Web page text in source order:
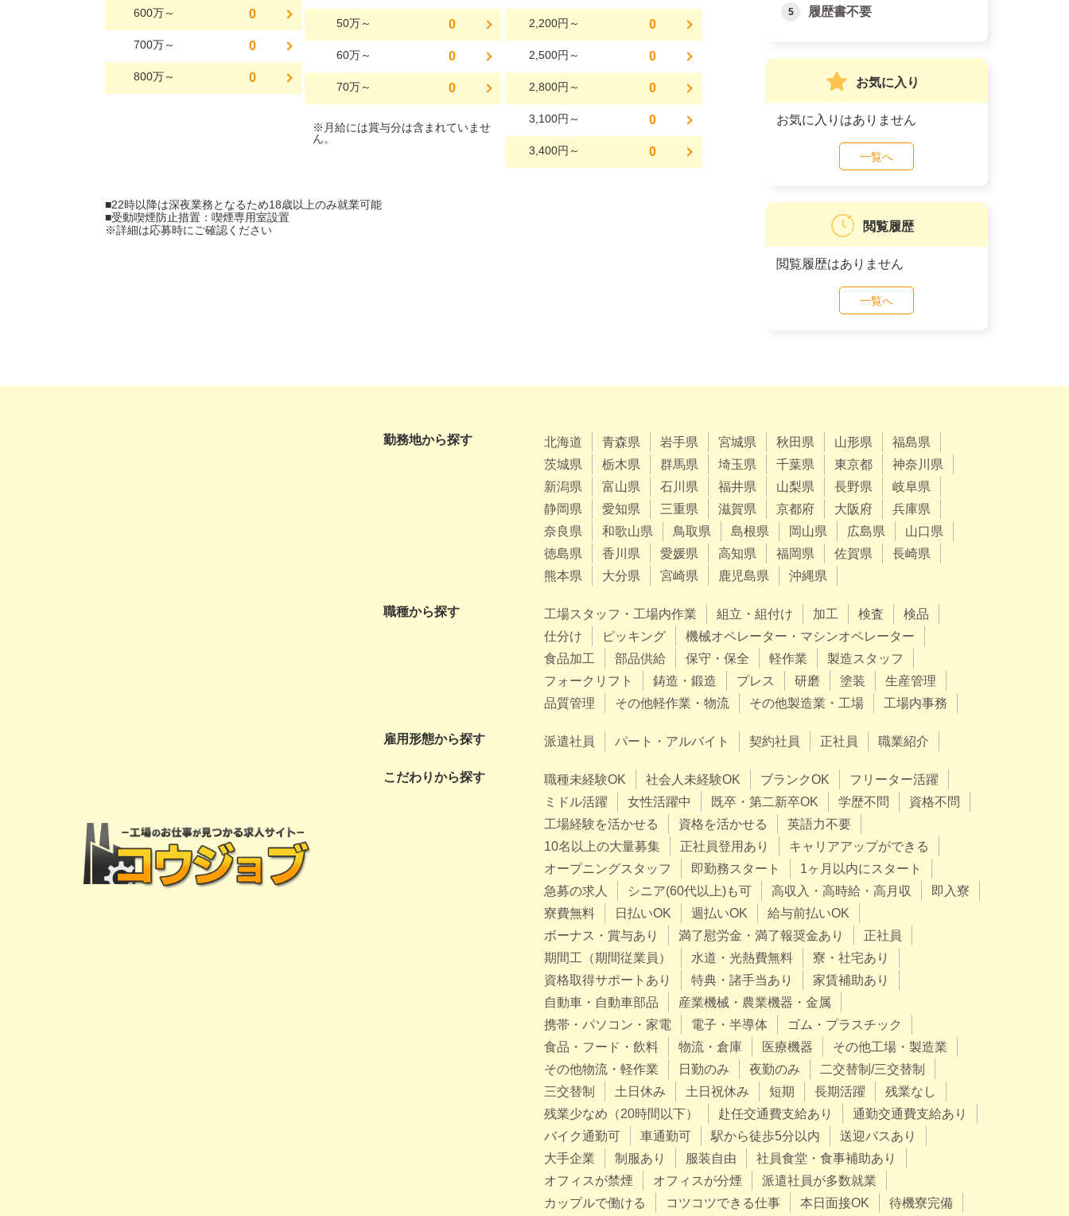
600万～ 0
700万～ 0
800万～ 0
50万～ 0
60万～ 0
70万～ 0
※月給には賞与分は含まれていませ
ん。
2,200円～ 0
2,500円～ 0
2,800円～ 0
3,100円～ 0
3,400円～ 0
履歴書不要
お気に入り
お気に入りはありません
一覧へ
閲覧履歴
閲覧履歴はありません
一覧へ
勤務地から探す 北海道 青森県 岩手県 宮城県 秋田県 山形県
福島県
茨城県
栃木県 群馬県 埼玉県 千葉県 東京都
神奈川県
新潟県
富山県 石川県 福井県 山梨県 長野県
岐阜県
静岡県
愛知県 三重県 滋賀県 京都府 大阪府
兵庫県
奈良県
和歌山県 鳥取県 島根県 岡山県 広島県
山口県
徳島県
香川県 愛媛県 高知県 福岡県 佐賀県
長崎県
熊本県
大分県 宮崎県 鹿児島県 沖縄県
職種から探す 工場スタッフ・工場内作業 組立・組付け 加工 検査
検品
仕分け
ピッキング
機械オペレーター・マシンオペレーター
食品加工
部品供給 保守・保全 軽作業
製造スタッフ
フォークリフト
鋳造・鍛造 プレス 研磨 塗装
生産管理
品質管理
その他軽作業・物流 その他製造業・工場 工場内事務
雇用形態から探す 派遣社員 パート・アルバイト 契約社員 正社員 職業紹介
こだわりから探す 職種未経験OK 社会人未経験OK ブランクOK
フリーター活躍
ミドル活躍
女性活躍中 既卒・第二新卒OK 学歴不問
資格不問
工場経験を活かせる
資格を活かせる
英語力不要
10名以上の大量募集
正社員登用あり
キャリアアップができる
オープニングスタッフ
即勤務スタート
1ヶ月以内にスタート
急募の求人
シニア(60代以上)も可 高収入・高時給・高月収
即入寮
寮費無料
日払いOK 週払いOK
給与前払いOK
ボーナス・賞与あり
満了慰労金・満了報奨金あり
正社員
期間工（期間従業員）
水道・光熱費無料
寮・社宅あり
資格取得サポートあり
特典・諸手当あり
家賃補助あり
自動車・自動車部品
産業機械・農業機器・金属
携帯・パソコン・家電
電子・半導体
ゴム・プラスチック
食品・フード・飲料
物流・倉庫 医療機器
その他工場・製造業
その他物流・軽作業
日勤のみ 夜勤のみ
二交替制/三交替制
三交替制
土日休み 土日祝休み 短期 長期活躍
残業なし
残業少なめ（20時間以下）
赴任交通費支給あり
通勤交通費支給あり
バイク通勤可
車通勤可 駅から徒歩5分以内
送迎バスあり
大手企業
制服あり 服装自由
社員食堂・食事補助あり
オフィスが禁煙
オフィスが分煙
派遣社員が多数就業
カップルで働ける
コツコツできる仕事 本日面接OK 待機寮完備